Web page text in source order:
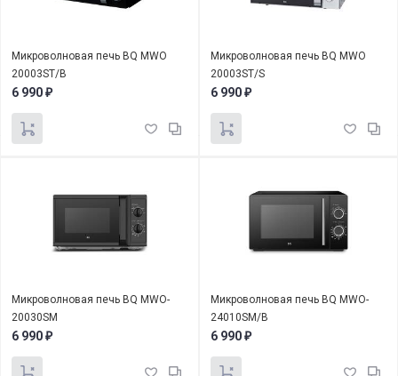
Микроволновая печь BQ MWO
20003ST/B
6 990 ₽
Микроволновая печь BQ MWO
20003ST/S
6 990 ₽
Микроволновая печь BQ MWO-
20030SM
6 990 ₽
Микроволновая печь BQ MWO-
24010SM/B
6 990 ₽